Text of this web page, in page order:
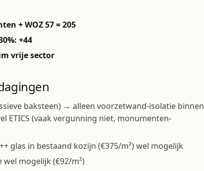
+ WOZ 57 = 205
+44
vrije sector
baksteen) → alleen voorzetwand-isolatie binnen
ETICS (vaak vergunning niet, monumenten-
glas in bestaand kozijn (€375/m²) wel mogelijk
mogelijk (€92/m²)